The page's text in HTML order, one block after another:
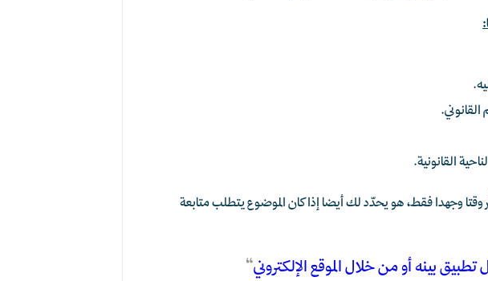
القانونية.
وقتا وجهدا فقط، هو يحدّد لك أيضا إذا كان الموضوع يتطلب متابعة
بينه أو من خلال الموقع الإلكتروني“